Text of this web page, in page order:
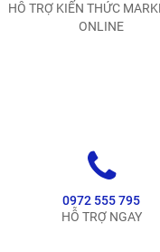
HỖ TRỢ KIẾN THỨC
ONLINE
0972 555 795
HỖ TRỢ NGAY